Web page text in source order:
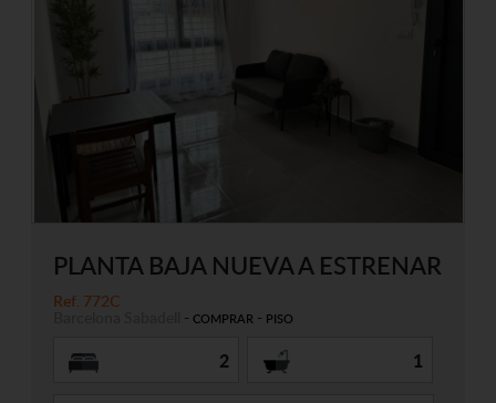
PLANTA BAJA NUEVA A ESTRENAR
Ref. 772C
- COMPRAR - PISO
2 1